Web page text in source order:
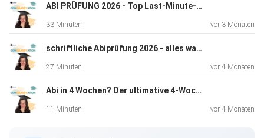
ABI PRÜFUNG 2026 - Top Last-Minute-Tipps, die wirklich einen Unterschied machen!
33 Minuten vor 3 Monaten
schriftliche Abiprüfung 2026 - alles was du wissen musst
27 Minuten vor 4 Monaten
Abi in 4 Wochen? Der ultimative 4-Wochen-Plan in 2026
11 Minuten vor 4 Monaten